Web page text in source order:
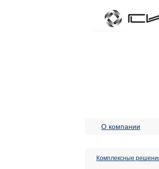
О компании
Комплексные